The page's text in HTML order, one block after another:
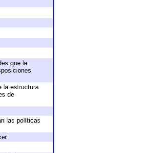
que le
la estructura
de
las políticas